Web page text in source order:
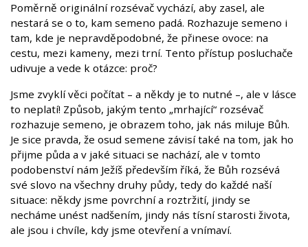
Poměrně originální rozsévač vychází, aby zasel, ale
nestará se o to, kam semeno padá. Rozhazuje semeno i
tam, kde je nepravděpodobné, že přinese ovoce: na
cestu, mezi kameny, mezi trní. Tento přístup posluchače
udivuje a vede k otázce: proč?
Jsme zvyklí věci počítat – a někdy je to nutné –, ale v lásce
to neplatí! Způsob, jakým tento „mrhající“ rozsévač
rozhazuje semeno, je obrazem toho, jak nás miluje Bůh.
Je sice pravda, že osud semene závisí také na tom, jak ho
přijme půda a v jaké situaci se nachází, ale v tomto
podobenství nám Ježíš především říká, že Bůh rozsévá
své slovo na všechny druhy půdy, tedy do každé naší
situace: někdy jsme povrchní a roztržití, jindy se
necháme unést nadšením, jindy nás tísní starosti života,
ale jsou i chvíle, kdy jsme otevření a vnímaví.